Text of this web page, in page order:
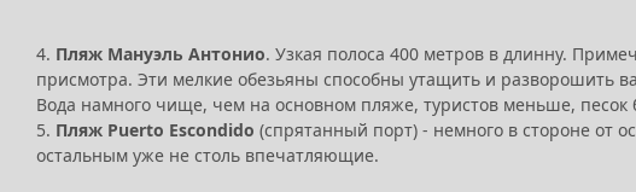
4. Пляж Мануэль Антонио. Узкая полоса 400 метров в длинну.
присмотра. Эти мелкие обезьяны способны утащить и разворошить
Вода намного чище, чем на основном пляже, туристов меньше,
5. Пляж Puerto Escondido (спрятанный порт) - немного в стороне от
остальным уже не столь впечатляющие.